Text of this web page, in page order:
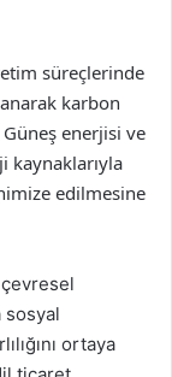
süreçlerinde
karbon
enerjisi ve
kaynaklarıyla
edilmesine
sosyal
ortaya